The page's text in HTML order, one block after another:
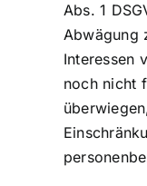
Abs. 1
Abwägung
Interessen
noch nicht